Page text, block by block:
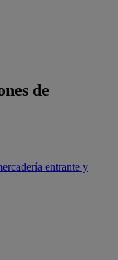
de
entrante y